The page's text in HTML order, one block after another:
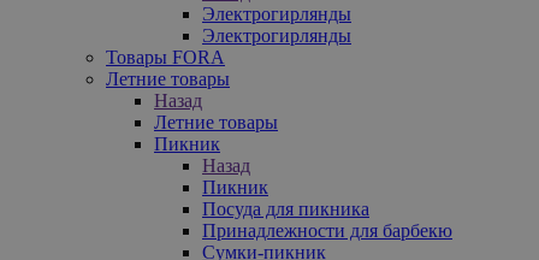
Электрогирлянды
Электрогирлянды
Товары FORA
Летние товары
Назад
Летние товары
Пикник
Назад
Пикник
Посуда для пикника
Принадлежности для барбекю
Сумки-пикник